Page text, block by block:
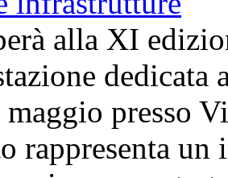
alla XI
maggio presso
rappresenta